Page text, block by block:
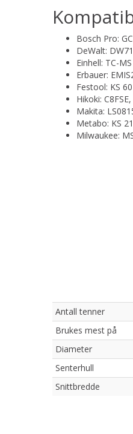
Bosch Pro:
DeWalt:
Einhell: TC-
Erbauer:
Festool: KS
Hikoki:
Makita:
Metabo: KS
Milwaukee:
Antall tenner
Brukes mest på
Diameter
Senterhull
Snittbredde